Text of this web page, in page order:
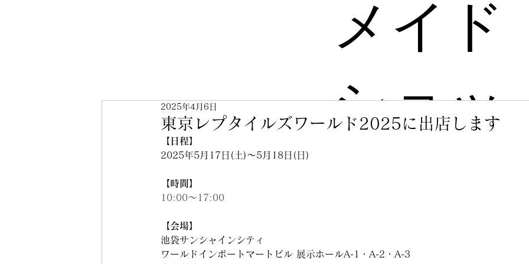
メイド
ショッ
東京レプタイルズワールド2025に出店します
2025年4月6日
【日程】
2025年5月17日(土)～5月18日(日)
【時間】
10:00～17:00
【会場】
池袋サンシャインシティ
ワールドインポートマートビル 展示ホールA-1・A-2・A-3